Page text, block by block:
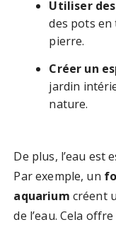
Utiliser
des pots
pierre.
Créer un
jardin
nature.
De plus, l’eau est
Par exemple, un
aquarium créent
de l’eau. Cela